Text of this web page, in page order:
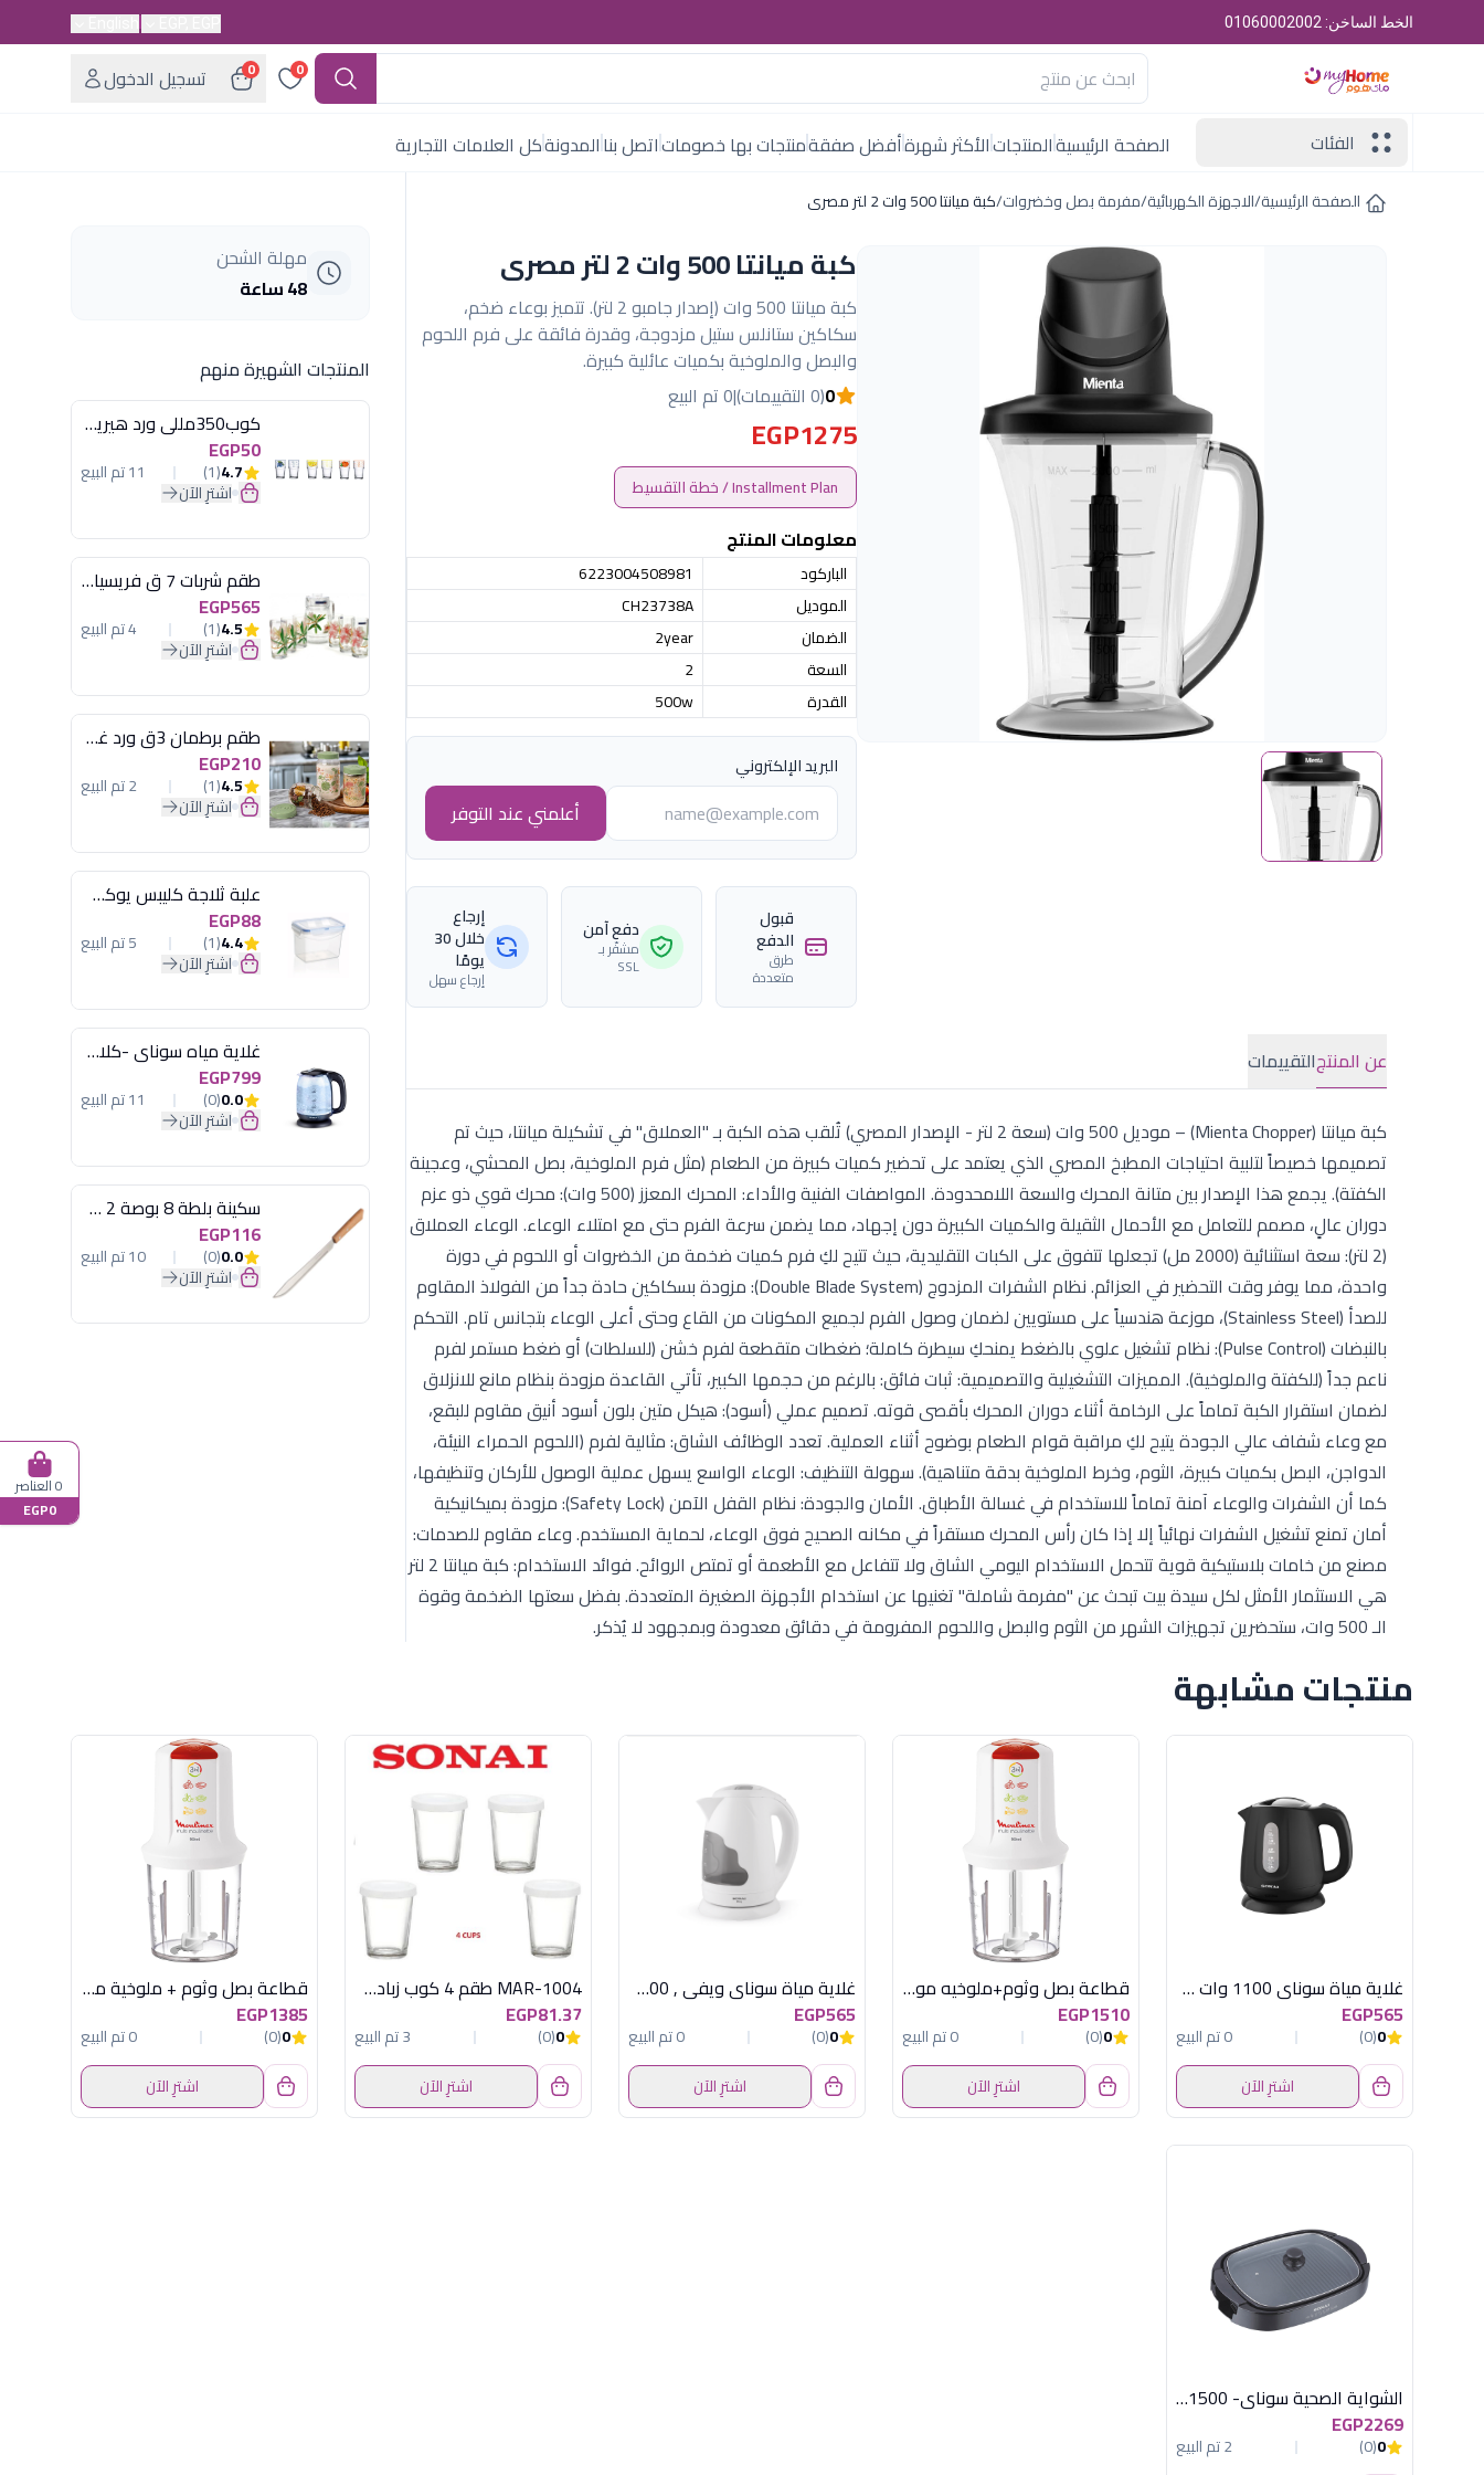
الخط الساخن: 01060002002
0
0
تسجيل الدخول
الفئات
الصفحة الرئيسيةالمنتجاتالأكثر شهرةأفضل صفقةمنتجات بها خصوماتاتصل بناالمدونةكل العلامات التجارية
الصفحة الرئيسية/الاجهزة الكهربائية/مفرمة بصل وخضروات/كبة ميانتا 500 وات 2 لتر مصرى
كبة ميانتا 500 وات 2 لتر مصرى
كبة ميانتا 500 وات (إصدار جامبو 2 لتر). تتميز بوعاء ضخم،
سكاكين ستانلس ستيل مزدوجة، وقدرة فائقة على فرم اللحوم
والبصل والملوخية بكميات عائلية كبيرة.
0(0 التقييمات) |0 تم البيع
EGP1275
Installment Plan / خطة التقسيط
معلومات المنتج
الباركود
6223004508981
الموديل
CH23738A
الضمان
2year
السعة
2
القدرة
500w
البريد الإلكتروني
أعلمني عند التوفر
قبول
الدفع
طرق
متعددة
دفع آمن
مشفّر بـ
SSL
إرجاع
خلال 30
يومًا
إرجاع سهل
عن المنتجالتقييمات
كبة ميانتا (Mienta Chopper) – موديل 500 وات (سعة 2 لتر - الإصدار المصري) تُلقب هذه الكبة بـ "العملاق" في تشكيلة ميانتا، حيث تم
تصميمها خصيصاً لتلبية احتياجات المطبخ المصري الذي يعتمد على تحضير كميات كبيرة من الطعام (مثل فرم الملوخية، بصل المحشي، وعجينة
الكفتة). يجمع هذا الإصدار بين متانة المحرك والسعة اللامحدودة. المواصفات الفنية والأداء: المحرك المعزز (500 وات): محرك قوي ذو عزم
دوران عالٍ، مصمم للتعامل مع الأحمال الثقيلة والكميات الكبيرة دون إجهاد، مما يضمن سرعة الفرم حتى مع امتلاء الوعاء. الوعاء العملاق
(2 لتر): سعة استثنائية (2000 مل) تجعلها تتفوق على الكبات التقليدية، حيث تتيح لكِ فرم كميات ضخمة من الخضروات أو اللحوم في دورة
واحدة، مما يوفر وقت التحضير في العزائم. نظام الشفرات المزدوج (Double Blade System): مزودة بسكاكين حادة جداً من الفولاذ المقاوم
للصدأ (Stainless Steel)، موزعة هندسياً على مستويين لضمان وصول الفرم لجميع المكونات من القاع وحتى أعلى الوعاء بتجانس تام. التحكم
بالنبضات (Pulse Control): نظام تشغيل علوي بالضغط يمنحكِ سيطرة كاملة؛ ضغطات متقطعة لفرم خشن (للسلطات) أو ضغط مستمر لفرم
ناعم جداً (للكفتة والملوخية). المميزات التشغيلية والتصميمية: ثبات فائق: بالرغم من حجمها الكبير، تأتي القاعدة مزودة بنظام مانع للانزلاق
لضمان استقرار الكبة تماماً على الرخامة أثناء دوران المحرك بأقصى قوته. تصميم عملي (أسود): هيكل متين بلون أسود أنيق مقاوم للبقع،
مع وعاء شفاف عالي الجودة يتيح لكِ مراقبة قوام الطعام بوضوح أثناء العملية. تعدد الوظائف الشاق: مثالية لفرم (اللحوم الحمراء النيئة،
الدواجن، البصل بكميات كبيرة، الثوم، وخرط الملوخية بدقة متناهية). سهولة التنظيف: الوعاء الواسع يسهل عملية الوصول للأركان وتنظيفها،
كما أن الشفرات والوعاء آمنة تماماً للاستخدام في غسالة الأطباق. الأمان والجودة: نظام القفل الآمن (Safety Lock): مزودة بميكانيكية
أمان تمنع تشغيل الشفرات نهائياً إلا إذا كان رأس المحرك مستقراً في مكانه الصحيح فوق الوعاء، لحماية المستخدم. وعاء مقاوم للصدمات:
مصنع من خامات بلاستيكية قوية تتحمل الاستخدام اليومي الشاق ولا تتفاعل مع الأطعمة أو تمتص الروائح. فوائد الاستخدام: كبة ميانتا 2 لتر
هي الاستثمار الأمثل لكل سيدة بيت تبحث عن "مفرمة شاملة" تغنيها عن استخدام الأجهزة الصغيرة المتعددة. بفضل سعتها الضخمة وقوة
الـ 500 وات، ستحضرين تجهيزات الشهر من الثوم والبصل واللحوم المفرومة في دقائق معدودة وبمجهود لا يُذكر.
مهلة الشحن
48 ساعة
المنتجات الشهيرة منهم
كوب350مللى ورد هيريفين
EGP50
4.7
(1) 11 تم البيع
اشترِ الآن
طقم شربات 7 ق فريسيا لومينارك
EGP565
4.5
(1) 4 تم البيع
اشترِ الآن
طقم برطمان 3ق ورد غطاء مينت جرين هيريفين
EGP210
4.5
(1) 2 تم البيع
اشترِ الآن
علبة ثلاجة كليبس يوكسان
EGP88
4.4
(1) 5 تم البيع
اشترِ الآن
غلاية مياه سوناي -كلاسيك 2200 وات، 1.7 لتر زجاج اضائة ليد - MAR-3752
EGP799
0.0
(0) 11 تم البيع
اشترِ الآن
سكينة بلطة 8 بوصة 2 مسمار
EGP116
0.0
(0) 10 تم البيع
اشترِ الآن
منتجات مشابهة
غلاية مياة سوناي 1100 وات -1.2 لتر-اسود Mar -2200
EGP565
0
(0)
0 تم البيع
اشترِ الآن
قطاعة بصل وثوم+ملوخيه مولينكس بورتو 500
EGP1510
0
(0)
0 تم البيع
اشترِ الآن
غلاية مياة سوناي ويفي , 2200 وات, 1.7, لتر , ابيض MAR-3970
EGP565
0
(0)
0 تم البيع
اشترِ الآن
MAR-1004 طقم 4 كوب زبادى سوناى
EGP81.37
0
(0)
3 تم البيع
اشترِ الآن
قطاعة بصل وثوم + ملوخية مولينكس 500 وات
EGP1385
0
(0)
0 تم البيع
اشترِ الآن
الشواية الصحية سوناي- 1500 وات - MAR-610
EGP2269
0
(0) 2 تم البيع
0 العناصر
EGP0